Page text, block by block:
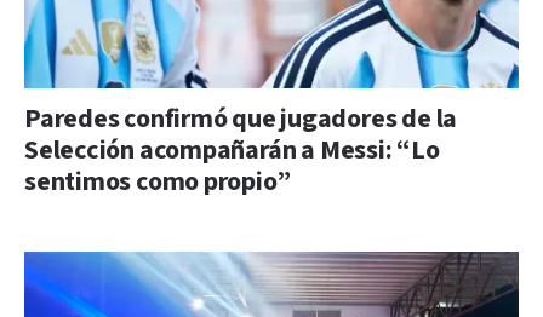
Paredes confirmó que jugadores de la
Selección acompañarán a Messi: “Lo
sentimos como propio”